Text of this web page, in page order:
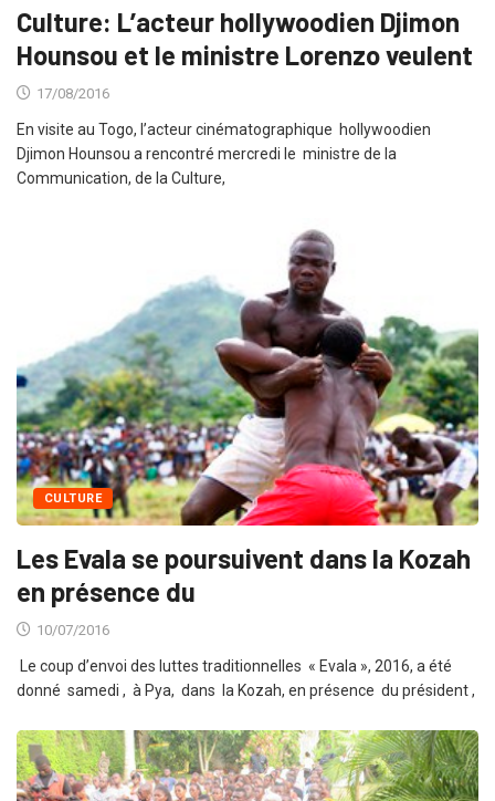
Culture: L’acteur hollywoodien Djimon
Hounsou et le ministre Lorenzo veulent
17/08/2016
En visite au Togo, l’acteur cinématographique hollywoodien
Djimon Hounsou a rencontré mercredi le ministre de la
Communication, de la Culture,
CULTURE
Les Evala se poursuivent dans la Kozah
en présence du
10/07/2016
Le coup d’envoi des luttes traditionnelles « Evala », 2016, a été
donné samedi , à Pya, dans la Kozah, en présence du président ,